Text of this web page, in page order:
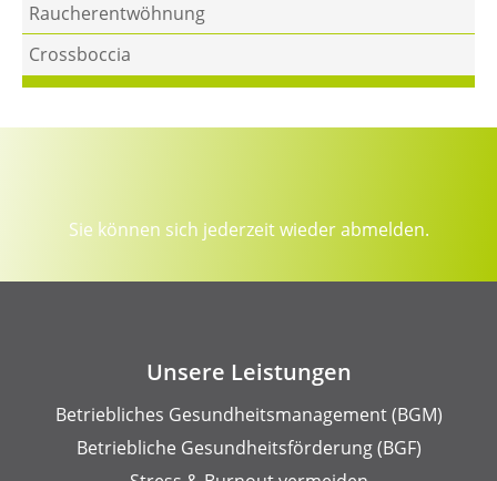
Raucherentwöhnung
Crossboccia
Sie können sich jederzeit wieder abmelden.
Unsere Leistungen
Betriebliches Gesundheits­management (BGM)
Betriebliche Gesundheits­förderung (BGF)